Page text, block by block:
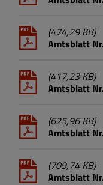
(474,29 KB)
Amtsblatt
(417,23 KB)
Amtsblatt
(625,96 KB)
Amtsblatt
(709,74 KB)
Amtsblatt